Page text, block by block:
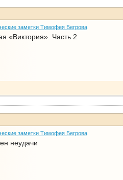
заметки Тимофея Бегрова
«Виктория». Часть 2
заметки Тимофея Бегрова
неудачи